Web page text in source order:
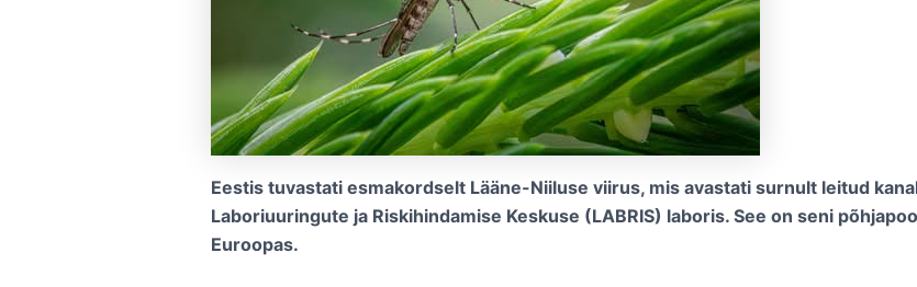
Eestis tuvastati esmakordselt Lääne-Niiluse viirus, mis avastati surnult leitud
Laboriuuringute ja Riskihindamise Keskuse (LABRIS) laboris. See on seni
Euroopas.